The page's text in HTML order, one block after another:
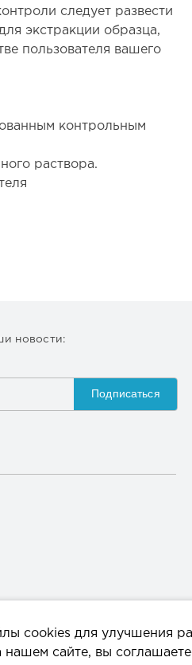
следует развести
экстракции образца,
пользователя вашего
контрольным
раствора.
новости:
Подписаться
cookies для улучшения
нашем сайте, вы